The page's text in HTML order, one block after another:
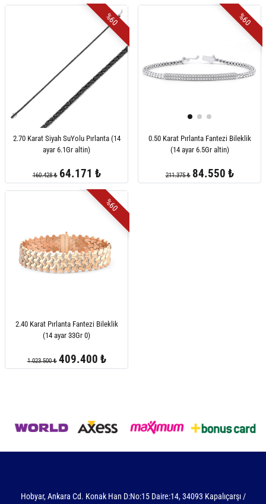
%60
2.70 Karat Siyah SuYolu Pırlanta (14
ayar 6.1Gr altin)
160.428 ₺ 64.171 ₺
%60
0.50 Karat Pırlanta Fantezi Bileklik
(14 ayar 6.5Gr altin)
211.375 ₺ 84.550 ₺
%60
2.40 Karat Pırlanta Fantezi Bileklik
(14 ayar 33Gr 0)
1.023.500 ₺ 409.400 ₺
Hobyar, Ankara Cd. Konak Han D:No:15 Daire:14, 34093 Kapalıçarşı /